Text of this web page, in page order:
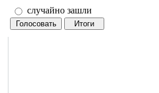
случайно зашли